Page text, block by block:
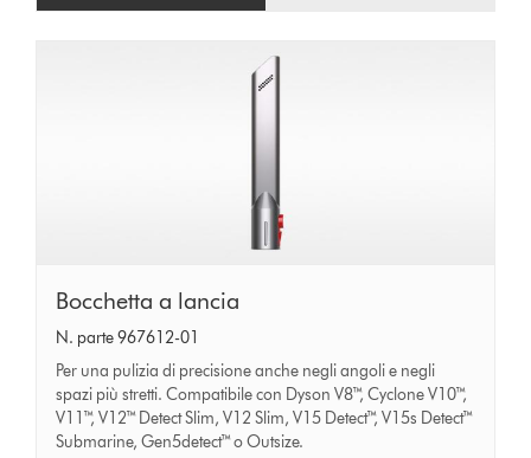
Bocchetta
a
lancia
Bocchetta a lancia
N. parte 967612-01
Per una pulizia di precisione anche negli angoli e negli
spazi più stretti. Compatibile con Dyson V8™, Cyclone V10™,
V11™, V12™ Detect Slim, V12 Slim, V15 Detect™, V15s Detect™
Submarine, Gen5detect™ o Outsize.